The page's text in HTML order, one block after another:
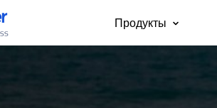
Продукты